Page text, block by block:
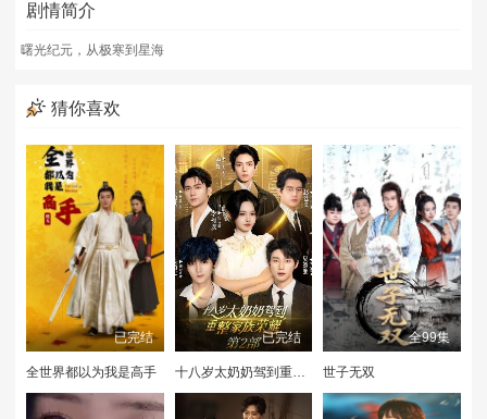
剧情简介
曙光纪元，从极寒到星海
猜你喜欢
已完结
全世界都以为我是高手
已完结
十八岁太奶奶驾到重整家族荣耀2
全99集
世子无双